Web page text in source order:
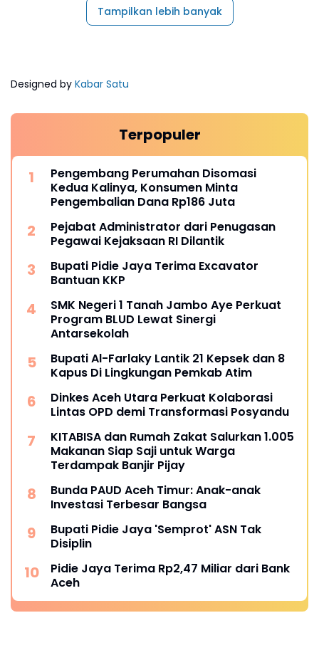
Tampilkan lebih banyak
Designed by Kabar Satu
Terpopuler
Pengembang Perumahan Disomasi
Kedua Kalinya, Konsumen Minta
Pengembalian Dana Rp186 Juta
Pejabat Administrator dari Penugasan
Pegawai Kejaksaan RI Dilantik
Bupati Pidie Jaya Terima Excavator
Bantuan KKP
SMK Negeri 1 Tanah Jambo Aye Perkuat
Program BLUD Lewat Sinergi
Antarsekolah
Bupati Al-Farlaky Lantik 21 Kepsek dan 8
Kapus Di Lingkungan Pemkab Atim
Dinkes Aceh Utara Perkuat Kolaborasi
Lintas OPD demi Transformasi Posyandu
KITABISA dan Rumah Zakat Salurkan 1.005
Makanan Siap Saji untuk Warga
Terdampak Banjir Pijay
Bunda PAUD Aceh Timur: Anak-anak
Investasi Terbesar Bangsa
Bupati Pidie Jaya 'Semprot' ASN Tak
Disiplin
Pidie Jaya Terima Rp2,47 Miliar dari Bank
Aceh